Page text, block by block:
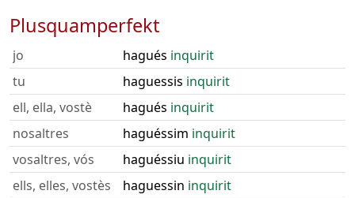
Plusquamperfekt
jo hagués inquirit
tu
haguessis inquirit
ell, ella, vostè
hagués inquirit
nosaltres
haguéssim inquirit
vosaltres, vós
haguéssiu inquirit
ells, elles, vostès
haguessin inquirit